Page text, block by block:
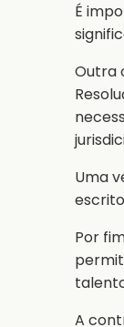
É
Outra
Uma
Por
A